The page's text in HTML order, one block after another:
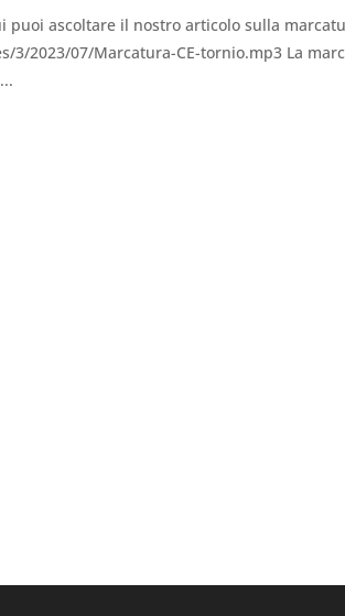
puoi ascoltare il nostro articolo sulla
2023/07/Marcatura-CE-tornio.mp3 La